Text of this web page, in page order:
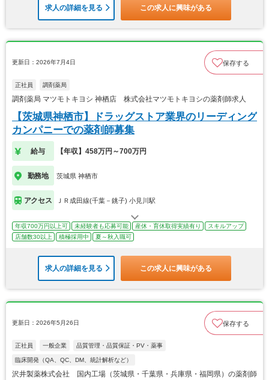
求人の詳細を見る この求人に興味がある
更新日：2026年7月4日 保存する
正社員 調剤薬局
調剤薬局 マツモトキヨシ 神栖店 株式会社マツモトキヨシの薬剤師求人
【茨城県神栖市】ドラッグストア業界のリーディング
カンパニーでの薬剤師募集
給与 【年収】458万円～700万円
勤務地 茨城県 神栖市
アクセス ＪＲ成田線(千葉－銚子) 小見川駅
年収700万円以上可 未経験者も応募可能 産休・育休取得実績有り
スキルアップ
店舗数30以上
積極採用中 夏～秋入職可
求人の詳細を見る この求人に興味がある
更新日：2026年5月26日 保存する
正社員 一般企業 品質管理・品質保証・PV・薬事
臨床開発（QA、QC、DM、統計解析など）
沢井製薬株式会社 国内工場（茨城県・千葉県・兵庫県・福岡県）の薬剤師